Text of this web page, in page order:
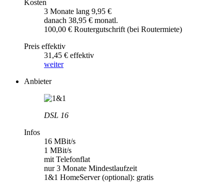
Kosten
3 Monate lang 9,95 €
danach 38,95 € monatl.
100,00 € Routergutschrift (bei Routermiete)
Preis effektiv
31,45 € effektiv
weiter
Anbieter
DSL 16
Infos
16 MBit/s
1 MBit/s
mit Telefonflat
nur 3 Monate Mindestlaufzeit
1&1 HomeServer (optional): gratis